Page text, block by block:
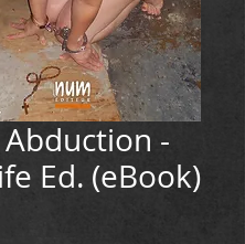
-
Ed. (eBook)